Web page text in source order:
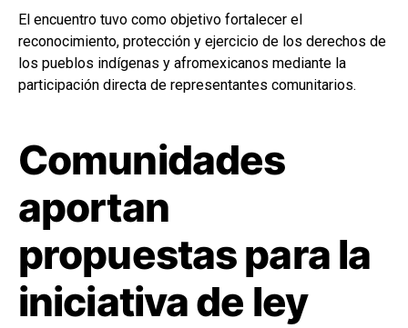
El encuentro tuvo como objetivo fortalecer el
reconocimiento, protección y ejercicio de los derechos de
los pueblos indígenas y afromexicanos mediante la
participación directa de representantes comunitarios.
Comunidades
aportan
propuestas para la
iniciativa de ley